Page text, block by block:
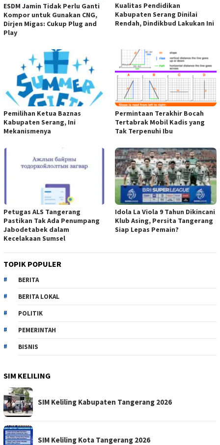
ESDM Jamin Tidak Perlu Ganti
Kompor untuk Gunakan CNG,
Dirjen Migas: Cukup Plug and
Play
Kualitas Pendidikan
Kabupaten Serang Dinilai
Rendah, Dindikbud Lakukan Ini
Pemilihan Ketua Baznas
Kabupaten Serang, Ini
Mekanismenya
Permintaan Terakhir Bocah
Tertabrak Mobil Kadis yang
Tak Terpenuhi Ibu
Petugas ALS Tangerang
Pastikan Tak Ada Penumpang
Jabodetabek dalam
Kecelakaan Sumsel
Idola La Viola 9 Tahun Dikincani
Klub Asing, Persita Tangerang
Siap Lepas Pemain?
TOPIK POPULER
BERITA
BERITA LOKAL
POLITIK
PEMERINTAH
BISNIS
SIM KELILING
SIM Keliling Kabupaten Tangerang 2026
SIM Keliling Kota Tangerang 2026